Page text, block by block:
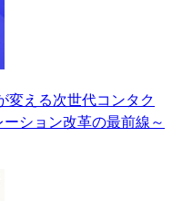
変える次世代コンタク
ション改革の最前線～